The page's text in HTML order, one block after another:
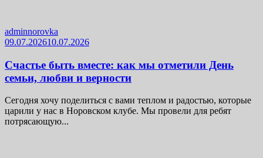
adminnorovka
09.07.202610.07.2026
Счастье быть вместе: как мы отметили День
семьи, любви и верности
Сегодня хочу поделиться с вами теплом и радостью, которые
царили у нас в Норовском клубе. Мы провели для ребят
потрясающую...